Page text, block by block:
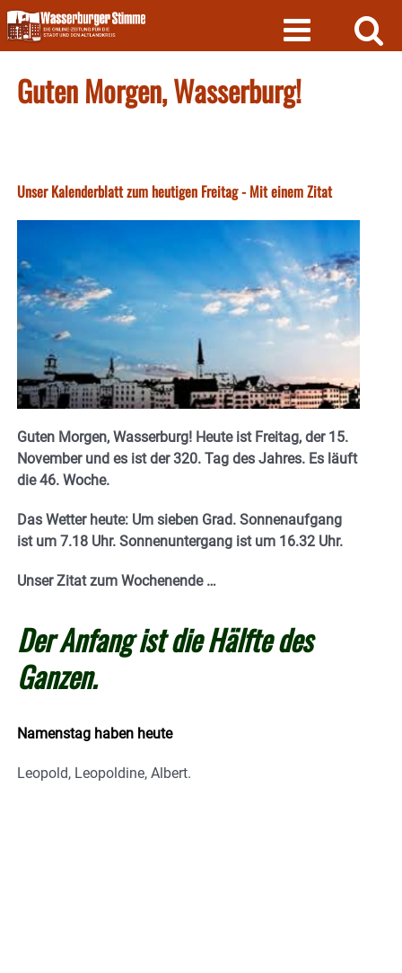
Skip
to
content
Guten Morgen, Wasserburg!
Unser Kalenderblatt zum heutigen Freitag - Mit einem Zitat
Guten Morgen, Wasserburg! Heute ist Freitag, der 15.
November und es ist der 320. Tag des Jahres. Es läuft
die 46. Woche.
Das Wetter heute: Um sieben Grad. Sonnenaufgang
ist um 7.18 Uhr. Sonnenuntergang ist um 16.32 Uhr.
Unser Zitat zum Wochenende …
Der Anfang ist die Hälfte des
Ganzen.
Namenstag haben heute
Leopold, Leopoldine, Albert.